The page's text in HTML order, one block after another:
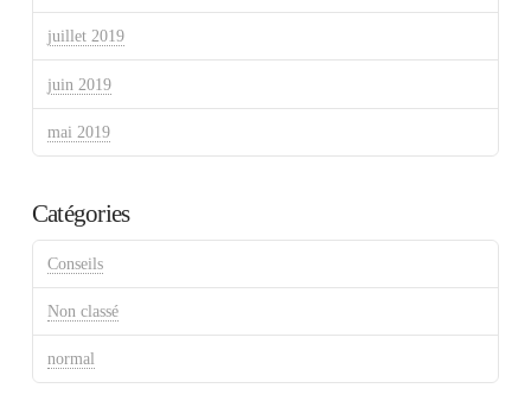
juillet 2019
juin 2019
mai 2019
Catégories
Conseils
Non classé
normal